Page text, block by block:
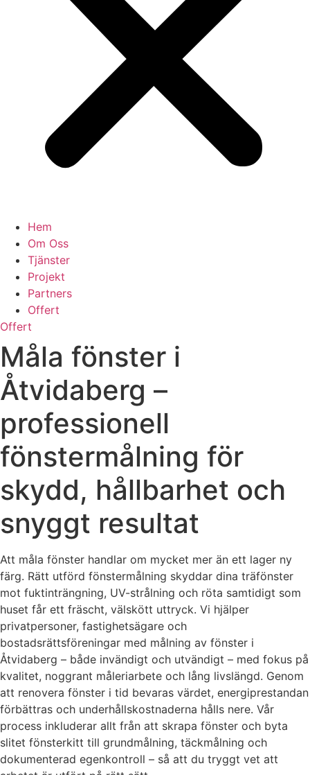
Hem
Om Oss
Tjänster
Projekt
Partners
Offert
Offert
Måla fönster i
Åtvidaberg –
professionell
fönstermålning för
skydd, hållbarhet och
snyggt resultat
Att måla fönster handlar om mycket mer än ett lager ny
färg. Rätt utförd fönstermålning skyddar dina träfönster
mot fuktinträngning, UV-strålning och röta samtidigt som
huset får ett fräscht, välskött uttryck. Vi hjälper
privatpersoner, fastighetsägare och
bostadsrättsföreningar med målning av fönster i
Åtvidaberg – både invändigt och utvändigt – med fokus på
kvalitet, noggrant måleriarbete och lång livslängd. Genom
att renovera fönster i tid bevaras värdet, energiprestandan
förbättras och underhållskostnaderna hålls nere. Vår
process inkluderar allt från att skrapa fönster och byta
slitet fönsterkitt till grundmålning, täckmålning och
dokumenterad egenkontroll – så att du tryggt vet att